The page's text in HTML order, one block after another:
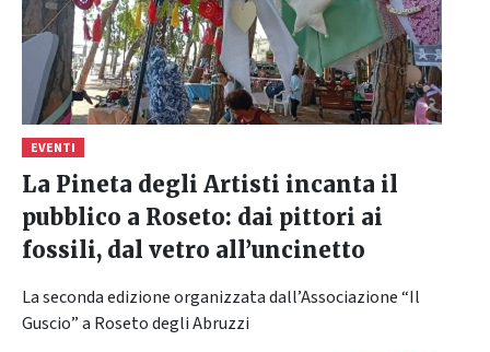
EVENTI
La Pineta degli Artisti incanta il
pubblico a Roseto: dai pittori ai
fossili, dal vetro all’uncinetto
La seconda edizione organizzata dall’Associazione “Il
Guscio” a Roseto degli Abruzzi